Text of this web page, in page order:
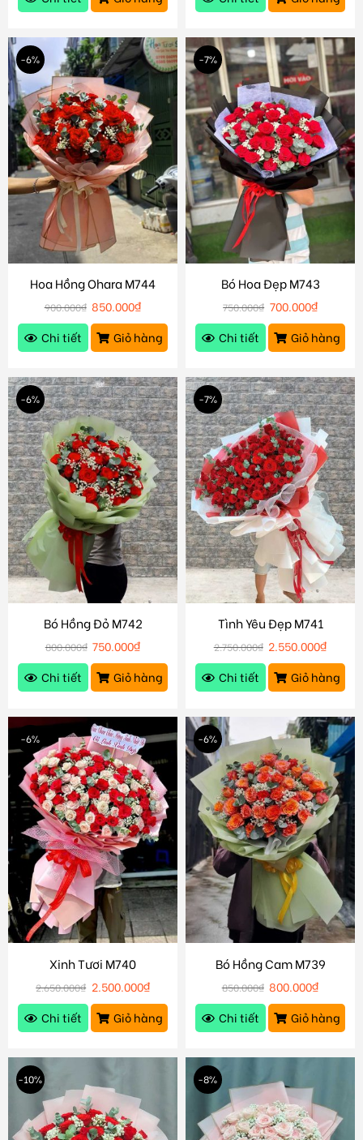
-6%
Hoa Hồng Ohara M744
900.000₫ 850.000₫
Chi tiết
Giỏ hàng
-7%
Bó Hoa Đẹp M743
750.000₫ 700.000₫
Chi tiết
Giỏ hàng
-6%
Bó Hồng Đỏ M742
800.000₫ 750.000₫
Chi tiết
Giỏ hàng
-7%
Tình Yêu Đẹp M741
2.750.000₫ 2.550.000₫
Chi tiết
Giỏ hàng
-6%
Xinh Tươi M740
2.650.000₫ 2.500.000₫
Chi tiết
Giỏ hàng
-6%
Bó Hồng Cam M739
850.000₫ 800.000₫
Chi tiết
Giỏ hàng
-10% -8%